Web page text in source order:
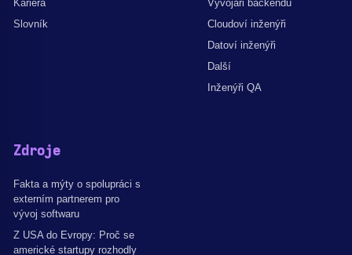
Kariéra
Slovník
Vývojáři backendu
Cloudoví inženýři
Datoví inženýři
Další
Inženýři QA
Zdroje
Fakta a mýty o spolupráci s
externím partnerem pro
vývoj softwaru
Z USA do Evropy: Proč se
americké startupy rozhodly